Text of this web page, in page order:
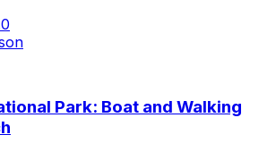
Park: Boat and Walking